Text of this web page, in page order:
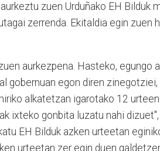
zuen Urduñako EH Bilduk
zerrenda. Ekitaldia egin zuen
aurkezpena. Hasteko, egungo
gobernuan egon diren
alkatetzan igarotako 12
ixteko gonbita luzatu nahi
EH Bilduk azken urteetan
urteetan zer egin duen